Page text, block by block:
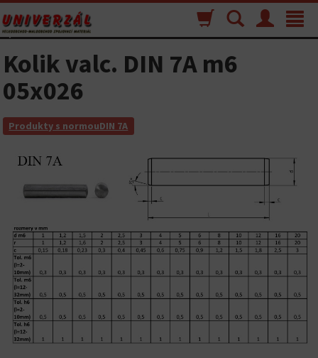
Toggle
Menu
Vyhľadávanie
Nákupný
košík
Kolik valc. DIN 7A m6
05x026
Produkty s normouDIN 7A